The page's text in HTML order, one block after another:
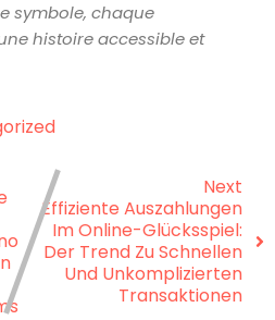
symbole, chaque
histoire accessible et
Next
Effiziente Auszahlungen
Im Online-Glücksspiel:
Der Trend Zu Schnellen
Und Unkomplizierten
Transaktionen